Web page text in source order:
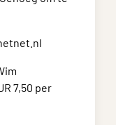
7,50 per